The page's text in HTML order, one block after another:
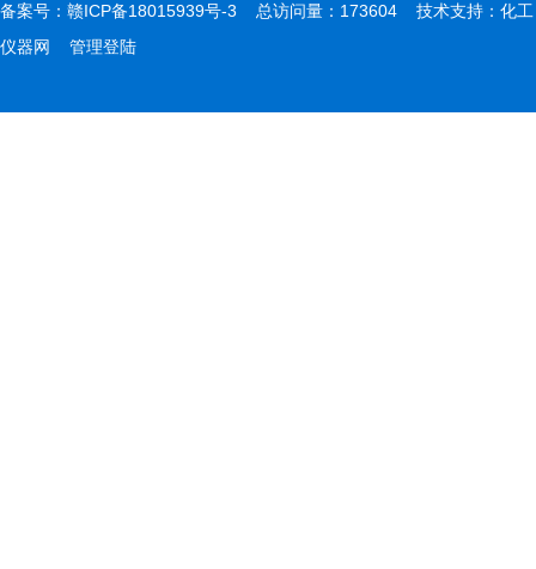
备案号： 赣ICP备18015939号-3 总访问量：173604 技术支持： 化工
仪器网
管理登陆